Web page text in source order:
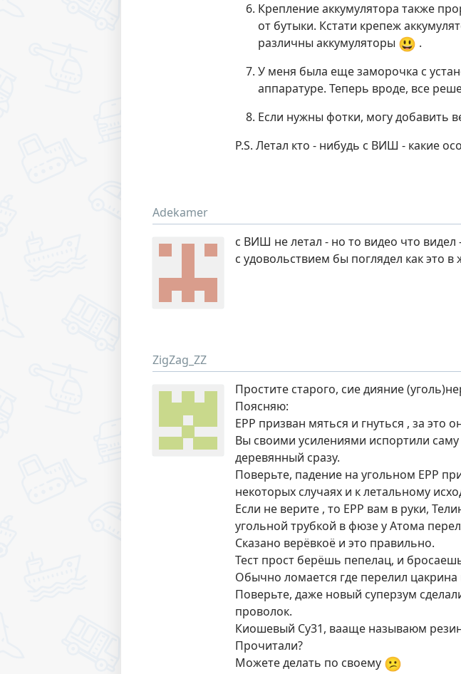
Крепление аккумулятора также
от бутыки. Кстати крепеж
различны аккумуляторы 😃 .
У меня была еще заморочка с
аппаратуре. Теперь вроде, все
Если нужны фотки, могу добавить
P.S. Летал кто - нибудь с ВИШ - какие
Adekamer
c ВИШ не летал - но то видео что
с удовольствием бы поглядел как это в
ZigZag_ZZ
Простите старого, сие дияние
Поясняю:
ЕРР призван мяться и гнуться , за это
Вы своими усилениями испортили
деревянный сразу.
Поверьте, падение на угольном ЕРР
некоторых случаях и к летальному
Если не верите , то ЕРР вам в руки,
угольной трубкой в фюзе у Атома
Сказано верёвкоё и это правильно.
Тест прост берёшь пепелац, и
Обычно ломается где перелил
Поверьте, даже новый суперзум
проволок.
Киошевый Су31, вааще называюм
Прочитали?
Можете делать по своему 😕